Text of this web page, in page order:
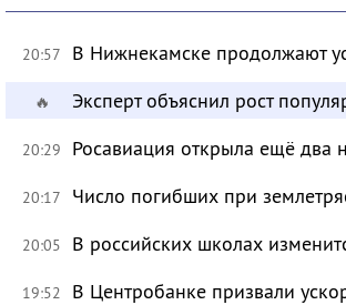
20:57 В Нижнекамске продолжают
🔥 Эксперт объяснил рост
20:29 Росавиация открыла ещё два
20:17 Число погибших при
20:05 В российских школах
19:52
В Центробанке призвали